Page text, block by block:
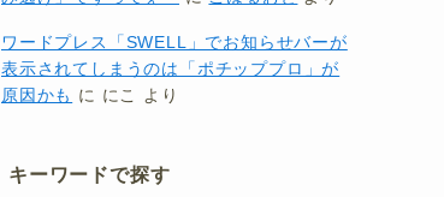
ワードプレス「SWELL」でお知らせバーが
表示されてしまうのは「ポチッププロ」が
原因かも に にこ より
キーワードで探す